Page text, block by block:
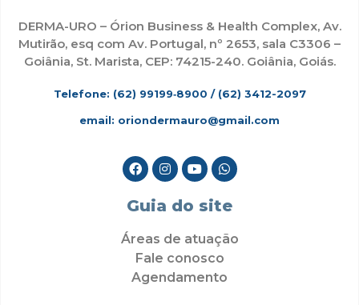
DERMA-URO – Órion Business & Health Complex, Av.
Mutirão, esq com Av. Portugal, nº 2653, sala C3306 –
Goiânia, St. Marista, CEP: 74215-240. Goiânia, Goiás.
Telefone: (62) 99199‑8900 / (62) 3412-2097
email: oriondermauro@gmail.com
Guia do site
Áreas de atuação
Fale conosco
Agendamento